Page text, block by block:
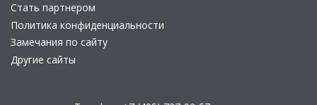
Стать партнером
Политика конфиденциальности
Замечания по сайту
Другие сайты